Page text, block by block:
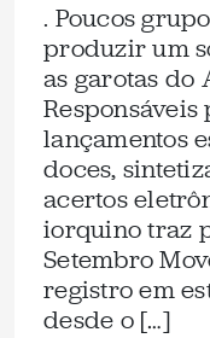
. Poucos
produzir um
as garotas do
lançamentos
doces,
acertos
iorquino traz
Setembro
registro em
desde o […]